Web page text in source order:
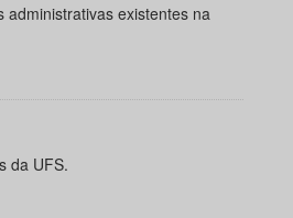
administrativas existentes na
da UFS.